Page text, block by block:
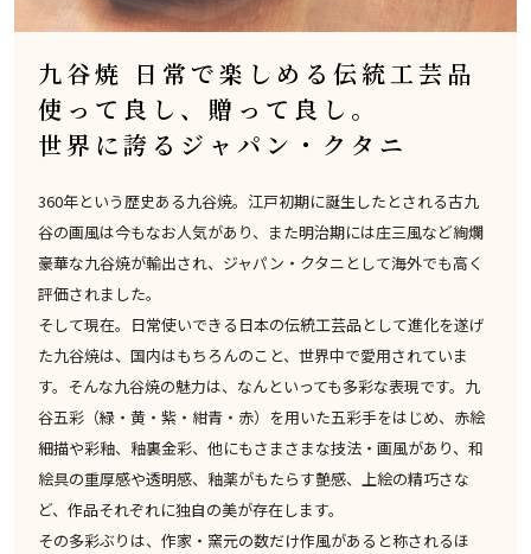
九谷焼 日常で楽しめる伝統工芸品
使って良し、贈って良し。
世界に誇るジャパン・クタニ
360年という歴史ある九谷焼。江戸初期に誕生したとされる古九
谷の画風は今もなお人気があり、また明治期には庄三風など絢爛
豪華な九谷焼が輸出され、ジャパン・クタニとして海外でも高く
評価されました。
そして現在。日常使いできる日本の伝統工芸品として進化を遂げ
た九谷焼は、国内はもちろんのこと、世界中で愛用されていま
す。そんな九谷焼の魅力は、なんといっても多彩な表現です。九
谷五彩（緑・黄・紫・紺青・赤）を用いた五彩手をはじめ、赤絵
細描や彩釉、釉裏金彩、他にもさまさまな技法・画風があり、和
絵具の重厚感や透明感、釉薬がもたらす艶感、上絵の精巧さな
ど、作品それぞれに独自の美が存在します。
その多彩ぶりは、作家・窯元の数だけ作風があると称されるほ